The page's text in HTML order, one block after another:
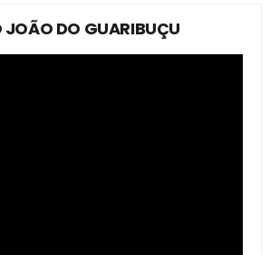
JOÃO DO GUARIBUÇU